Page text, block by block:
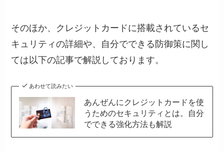
そのほか、クレジットカードに搭載されているセ
キュリティの詳細や、自分でできる防御策に関し
ては以下の記事で解説しております。
あわせて読みたい
あんぜんにクレジットカードを使
うためのセキュリティとは。自分
でできる強化方法も解説